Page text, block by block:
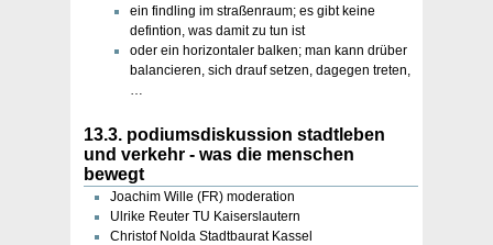
ein findling im straßenraum; es gibt keine
defintion, was damit zu tun ist
oder ein horizontaler balken; man kann drüber
balancieren, sich drauf setzen, dagegen treten,
…
13.3. podiumsdiskussion stadtleben
und verkehr - was die menschen
bewegt
Joachim Wille (FR) moderation
Ulrike Reuter TU Kaiserslautern
Christof Nolda Stadtbaurat Kassel